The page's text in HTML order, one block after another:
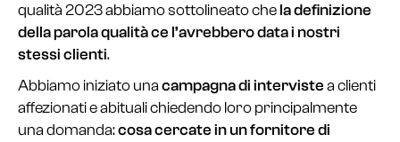
qualità 2023 abbiamo sottolineato chela definizione
della parola qualità ce l’avrebbero data i nostri
stessi clienti.
Abbiamo iniziato unacampagna di intervistea clienti
affezionati e abituali chiedendo loro principalmente
una domanda:cosa cercate in un fornitore di